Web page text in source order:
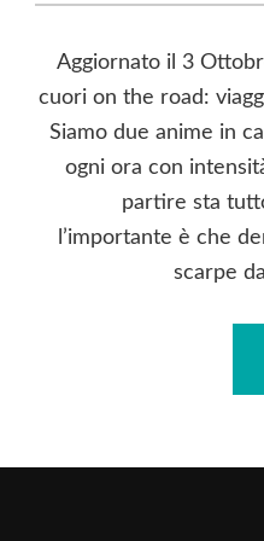
Aggiornato il 3
cuori on the road:
Siamo due anime in
ogni ora con
partire sta
l’importante è che
scarpe